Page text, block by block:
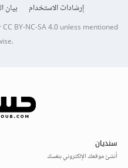
إرشادات الاستخدام
بيان
CC BY-NC-SA 4.0unless mentioned